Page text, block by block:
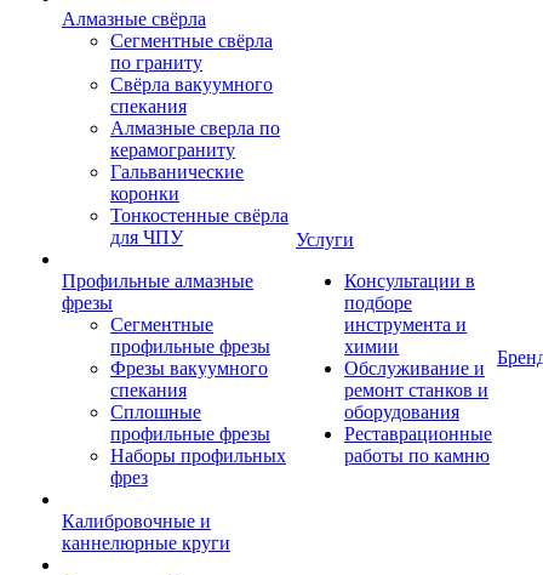
Алмазные свёрла
Сегментные свёрла
по граниту
Свёрла вакуумного
спекания
Алмазные сверла по
керамограниту
Гальванические
коронки
Тонкостенные свёрла
для ЧПУ
Профильные алмазные
фрезы
Сегментные
профильные фрезы
Фрезы вакуумного
спекания
Сплошные
профильные фрезы
Наборы профильных
фрез
Калибровочные и
каннелюрные круги
Услуги
Консультации в
подборе
инструмента и
химии
Обслуживание и
ремонт станков и
оборудования
Реставрационные
работы по камню